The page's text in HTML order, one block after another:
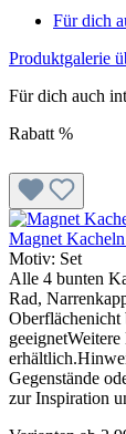
Für dich
Produktgalerie
Für dich auch
Rabatt %
Magnet
Motiv: Set
Alle 4 bunten
Rad,
Oberflächenicht
Gegenstände
zur Inspiration